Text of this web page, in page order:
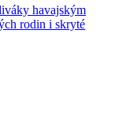
havajským
rodin i skryté